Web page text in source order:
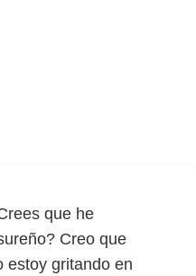
que he
Creo que
estoy gritando en